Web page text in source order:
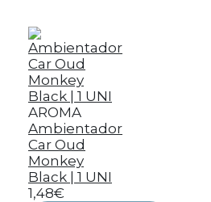
AROMA
Ambientador
Car Oud
Monkey
Black | 1 UNI
1,48€